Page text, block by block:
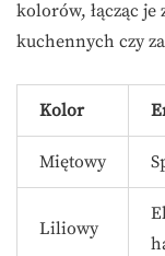
kolorów, łącząc
kuchennych czy
Kolor
Miętowy
Liliowy